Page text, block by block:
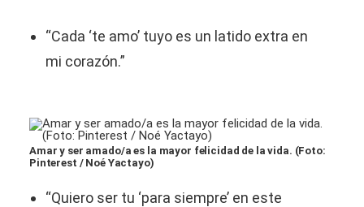
“Cada ‘te amo’ tuyo es un latido extra en
mi corazón.”
Amar y ser amado/a es la mayor felicidad de la vida. (Foto:
Pinterest / Noé Yactayo)
“Quiero ser tu ‘para siempre’ en este